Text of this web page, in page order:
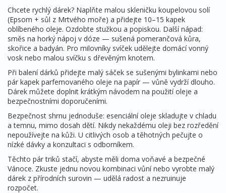
Chcete rychlý dárek? Naplňte malou skleničku koupelovou solí
(Epsom + sůl z Mrtvého moře) a přidejte 10–15 kapek
oblíbeného oleje. Ozdobte stužkou a popiskou. Další nápad:
směs na horký nápoj v dóze — sušená pomerančová kůra,
skořice a badyán. Pro milovníky svíček udělejte domácí vonný
vosk nebo malou svíčku s dřevěným knotem.
Při balení dárků přidejte malý sáček se sušenými bylinkami nebo
pár kapek parfemovaného oleje na papír — vůně vydrží dlouho.
Dárek můžete doplnit krátkým návodem na použití oleje a
bezpečnostními doporučeními.
Bezpečnost shrnu jednoduše: esenciální oleje skladujte v chladu
a temnu, mimo dosah dětí. Nikdy nekaždému oleji bez rozředění
nepoužívejte na kůži. U citlivých osob a těhotných pečujte o
nízké dávky a konzultaci s odborníkem.
Těchto pár triků stačí, abyste měli doma voňavé a bezpečné
Vánoce. Zkuste jednu novou kombinaci vůní nebo vyrobte malý
dárek z přírodních surovin — udělá radost a nezruinuje
rozpočet.